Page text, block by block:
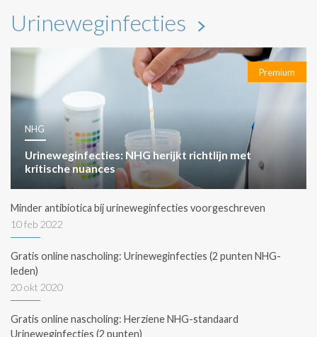
Urineweginfecties
Premium
NHG
Urineweginfecties: NHG herijkt richtlijn met
kritische nuances
Minder antibiotica bij urineweginfecties voorgeschreven
10 feb 2022
Gratis online nascholing: Urineweginfecties (2 punten NHG-
leden)
20 okt 2020
Gratis online nascholing: Herziene NHG-standaard
Urineweginfecties (2 punten)